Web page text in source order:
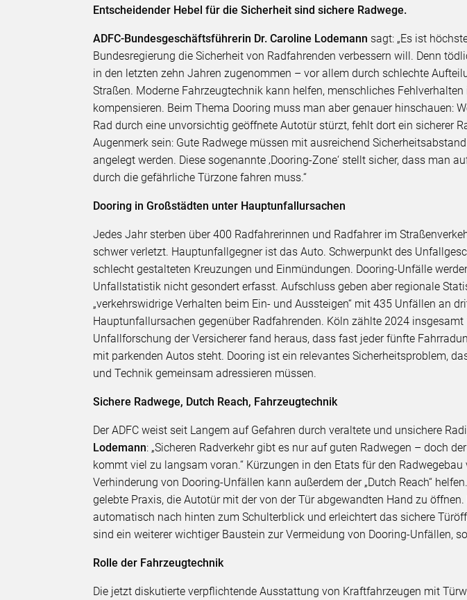
Entscheidender Hebel für die Sicherheit sind sichere Radwege.
ADFC-Bundesgeschäftsführerin Dr. Caroline Lodemann sagt: „Es ist
Bundesregierung die Sicherheit von Radfahrenden verbessern will. Denn
in den letzten zehn Jahren zugenommen – vor allem durch schlechte
Straßen. Moderne Fahrzeugtechnik kann helfen, menschliches Fehlverhalten
kompensieren. Beim Thema Dooring muss man aber genauer hinschauen:
Rad durch eine unvorsichtig geöffnete Autotür stürzt, fehlt dort ein sicherer
Augenmerk sein: Gute Radwege müssen mit ausreichend
angelegt werden. Diese sogenannte ‚Dooring-Zone‘ stellt sicher, dass man
durch die gefährliche Türzone fahren muss.“
Dooring in Großstädten unter Hauptunfallursachen
Jedes Jahr sterben über 400 Radfahrerinnen und Radfahrer im
schwer verletzt. Hauptunfallgegner ist das Auto. Schwerpunkt des
schlecht gestalteten Kreuzungen und Einmündungen. Dooring-Unfälle
Unfallstatistik nicht gesondert erfasst. Aufschluss geben aber regionale
„verkehrswidrige Verhalten beim Ein- und Aussteigen“ mit 435 Unfällen an
Hauptunfallursachen gegenüber Radfahrenden. Köln zählte 2024
Unfallforschung der Versicherer fand heraus, dass fast jeder fünfte
mit parkenden Autos steht. Dooring ist ein relevantes Sicherheitsproblem,
und Technik gemeinsam adressieren müssen.
Sichere Radwege, Dutch Reach, Fahrzeugtechnik
Der ADFC weist seit Langem auf Gefahren durch veraltete und unsichere
Lodemann: „Sicheren Radverkehr gibt es nur auf guten Radwegen – doch
kommt viel zu langsam voran.“ Kürzungen in den Etats für den
Verhinderung von Dooring-Unfällen kann außerdem der „Dutch Reach“
gelebte Praxis, die Autotür mit der von der Tür abgewandten Hand zu
automatisch nach hinten zum Schulterblick und erleichtert das sichere
sind ein weiterer wichtiger Baustein zur Vermeidung von Dooring-Unfällen, so
Rolle der Fahrzeugtechnik
Die jetzt diskutierte verpflichtende Ausstattung von Kraftfahrzeugen mit